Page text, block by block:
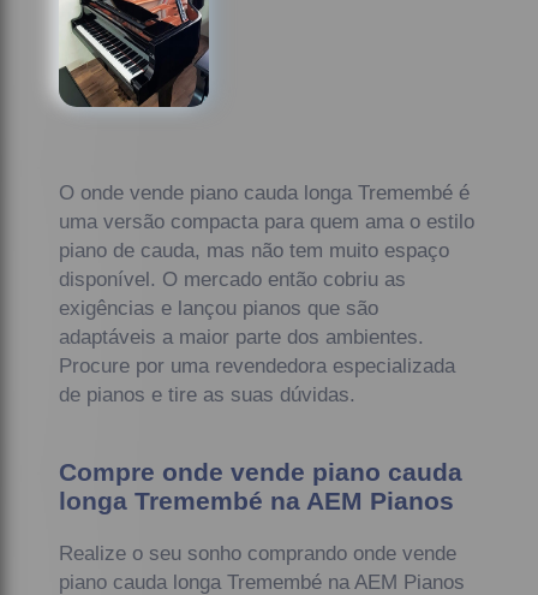
O onde vende piano cauda longa Tremembé é
uma versão compacta para quem ama o estilo
piano de cauda, mas não tem muito espaço
disponível. O mercado então cobriu as
exigências e lançou pianos que são
adaptáveis a maior parte dos ambientes.
Procure por uma revendedora especializada
de pianos e tire as suas dúvidas.
Compre onde vende piano cauda
longa Tremembé na AEM Pianos
Realize o seu sonho comprando onde vende
piano cauda longa Tremembé na AEM Pianos